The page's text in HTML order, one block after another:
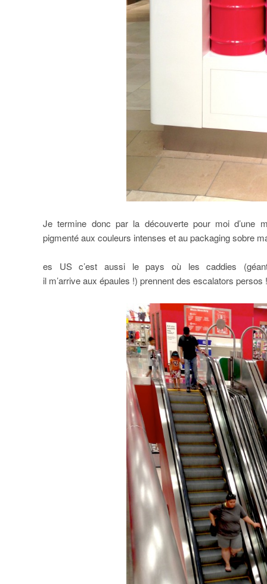
Je termine donc par la découverte pour moi d’une
pigmenté aux couleurs intenses et au packaging sobre
es US c’est aussi le pays où les caddies
il m’arrive aux épaules !)prennent des escalators persos